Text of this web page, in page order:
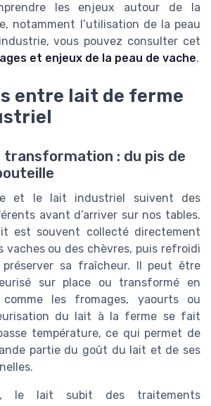
les enjeux autour de la
notamment l’utilisation de la peau
vous pouvez consulter cet
et enjeux de la peau de vache.
entre lait de ferme
transformation : du pis de
et le lait industriel suivent des
avant d’arriver sur nos tables.
est souvent collecté directement
vaches ou des chèvres, puis refroidi
préserver sa fraîcheur. Il peut être
sur place ou transformé en
les fromages, yaourts ou
du lait à la ferme se fait
température, ce qui permet de
partie du goût du lait et de ses
le lait subit des traitements